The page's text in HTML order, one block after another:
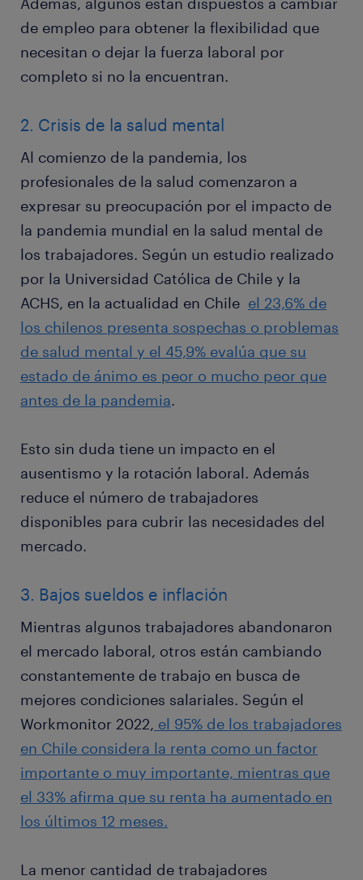
de empleo para obtener la flexibilidad que
necesitan o dejar la fuerza laboral por
completo si no la encuentran.
2. Crisis de la salud mental
Al comienzo de la pandemia, los
profesionales de la salud comenzaron a
expresar su preocupación por el impacto de
la pandemia mundial en la salud mental de
los trabajadores. Según un estudio realizado
por la Universidad Católica de Chile y la
ACHS, en la actualidad en Chile el 23,6% de
los chilenos presenta sospechas o problemas
de salud mental y el 45,9% evalúa que su
estado de ánimo es peor o mucho peor que
antes de la pandemia.
Esto sin duda tiene un impacto en el
ausentismo y la rotación laboral. Además
reduce el número de trabajadores
disponibles para cubrir las necesidades del
mercado.
3. Bajos sueldos e inflación
Mientras algunos trabajadores abandonaron
el mercado laboral, otros están cambiando
constantemente de trabajo en busca de
mejores condiciones salariales. Según el
Workmonitor 2022, el 95% de los trabajadores
en Chile considera la renta como un factor
importante o muy importante, mientras que
el 33% afirma que su renta ha aumentado en
los últimos 12 meses.
La menor cantidad de trabajadores